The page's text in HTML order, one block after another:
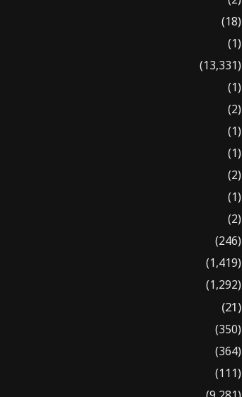
(18)
(1)
(13,331)
(1)
(2)
(1)
(1)
(2)
(1)
(2)
(246)
(1,419)
(1,292)
(21)
(350)
(364)
(111)